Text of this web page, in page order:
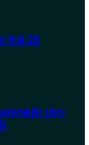
6.9.25
tón: